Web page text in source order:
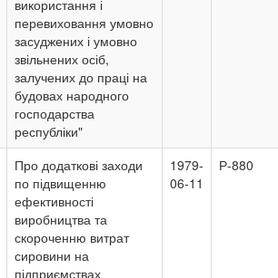
використання і
перевиховання умовно
засуджених і умовно
звільнених осіб,
залучених до праці на
будовах народного
господарства
республіки"
Про додаткові заходи
по підвищенню
ефективності
виробництва та
скороченню витрат
сировини на
підприємствах
1979-
06-11
Р-880